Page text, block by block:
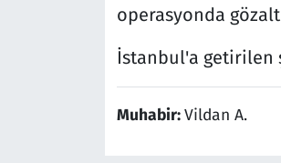
operasyonda
İstanbul'a getirilen
Muhabir:Vildan A.